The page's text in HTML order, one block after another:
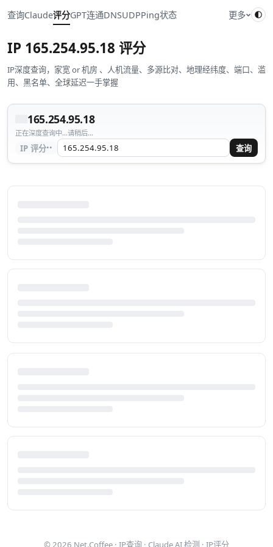
查询Claude评分GPT连通DNSUDPPing状态 更多
IP 165.254.95.18 评分
IP深度查询，家宽 or 机房 、人机流量、多源比对、地理经纬度、端口、滥
用、黑名单、全球延迟一手掌握
165.254.95.18
正在深度查询中...请稍后...
IP 评分·· 查询
© 2026 Net.Coffee · IP查询 · Claude AI 检测 · IP评分